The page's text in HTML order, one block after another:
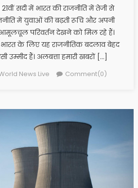
सदी में भारत की राजनीति में तेजी से
में युवाओं की बढ़ती रूचि और अपनी
परिवर्तन देखने को मिल रहे हैं।
के लिए यह राजनीतिक बदलाव बेहद
उम्मीद हैं। अलबत्ता हमारी खबरों […]
News Live Comment(0)